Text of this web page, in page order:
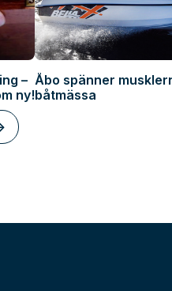
–
ny!
Åbo spänner
båtmässa